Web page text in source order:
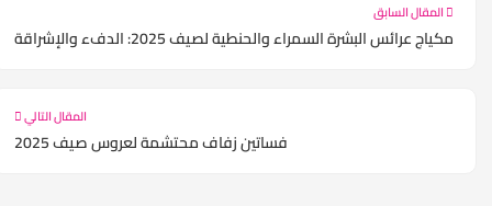
المقال السابق
مكياج عرائس البشرة السمراء والحنطية لصيف 2025: الدفء والإشراقة
المقال التالي
فساتين زفاف محتشمة لعروس صيف 2025